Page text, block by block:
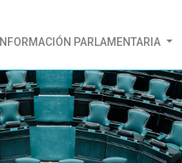
INFORMACIÓN PARLAMENTARIA